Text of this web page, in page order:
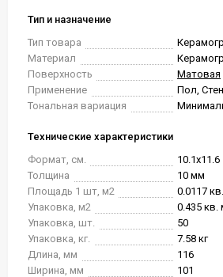
Тип и назначение
Тип товара
Материал
Поверхность
Матовая
Применение
Пол,
Тональная вариация
Технические характеристики
Формат, см.
10.1x11.6
Толщина
10 мм
Площадь 1 шт, м2
0.0117
Упаковка, м2
0.435 кв.
Упаковка, шт.
50
Упаковка, кг.
7.58 кг
Длина, мм
116
Ширина, мм
101